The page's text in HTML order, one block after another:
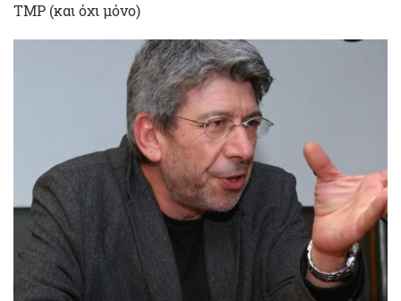
TMP (και όχι μόνο)